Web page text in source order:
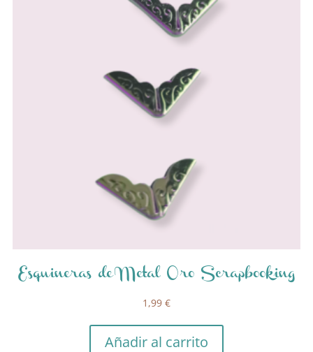
Esquineras de Metal Oro Scrapbooking
1,99 €
Añadir al carrito